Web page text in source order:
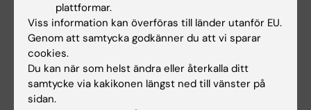
21 aug 2026
Disputation: Callum
Regan
Disputation: Masoud
Jadidi
plattformar.
Viss information kan överföras till länder utanför EU.
Genom att samtycka godkänner du att vi sparar
cookies.
Du kan när som helst ändra eller återkalla ditt
samtycke via kakikonen längst ned till vänster på
sidan.